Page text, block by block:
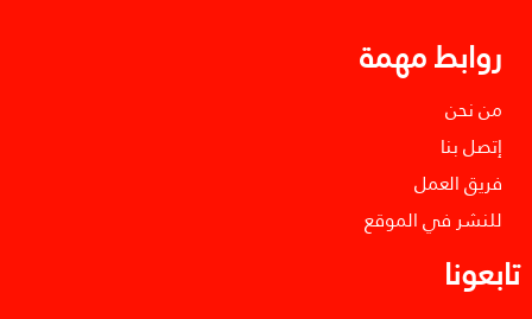
روابط مهمة
من نحن
إتصل بنا
فريق العمل
للنشر في الموقع
تابعونا